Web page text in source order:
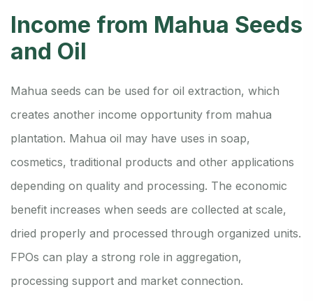
Income from Mahua Seeds
and Oil
Mahua seeds can be used for oil extraction, which
creates another income opportunity from mahua
plantation. Mahua oil may have uses in soap,
cosmetics, traditional products and other applications
depending on quality and processing. The economic
benefit increases when seeds are collected at scale,
dried properly and processed through organized units.
FPOs can play a strong role in aggregation,
processing support and market connection.